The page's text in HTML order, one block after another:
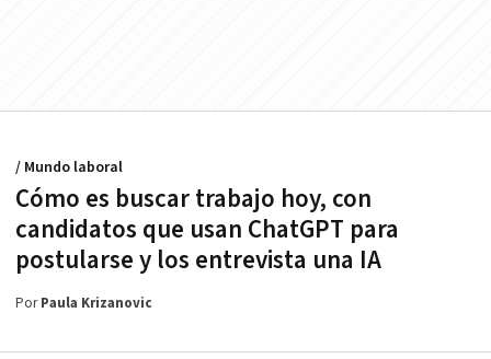
Cómo es buscar trabajo hoy, con
candidatos que usan ChatGPT para
postularse y los entrevista una IA
/ Mundo laboral
PorPaula Krizanovic